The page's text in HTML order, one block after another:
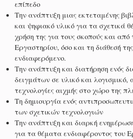
επίπεδο
Την ανάπτυξη μιας εκτεταμένης
και ψηφιακό υλικό για τα σχετικά
χρήση της για τους σκοπούς και
Εργαστηρίου, όσο και τη διάθεσή
ενδιαφερόμενο.
Την ανάπτυξη και διατήρηση ενός
δειγμάτων σε υλικό και λογισμικό,
τεχνολογίες αιχμής στο χώρο της
Τη δημιουργία ενός
των σχετικών τεχνολογιών
Την ανάπτυξη και διαρκή
για τα θέματα ενδιαφέροντος του